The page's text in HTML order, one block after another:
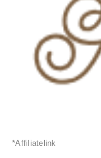
*Affiliatelink